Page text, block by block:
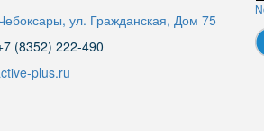
ул. Гражданская, Дом 75
(8352) 222-490
plus.ru